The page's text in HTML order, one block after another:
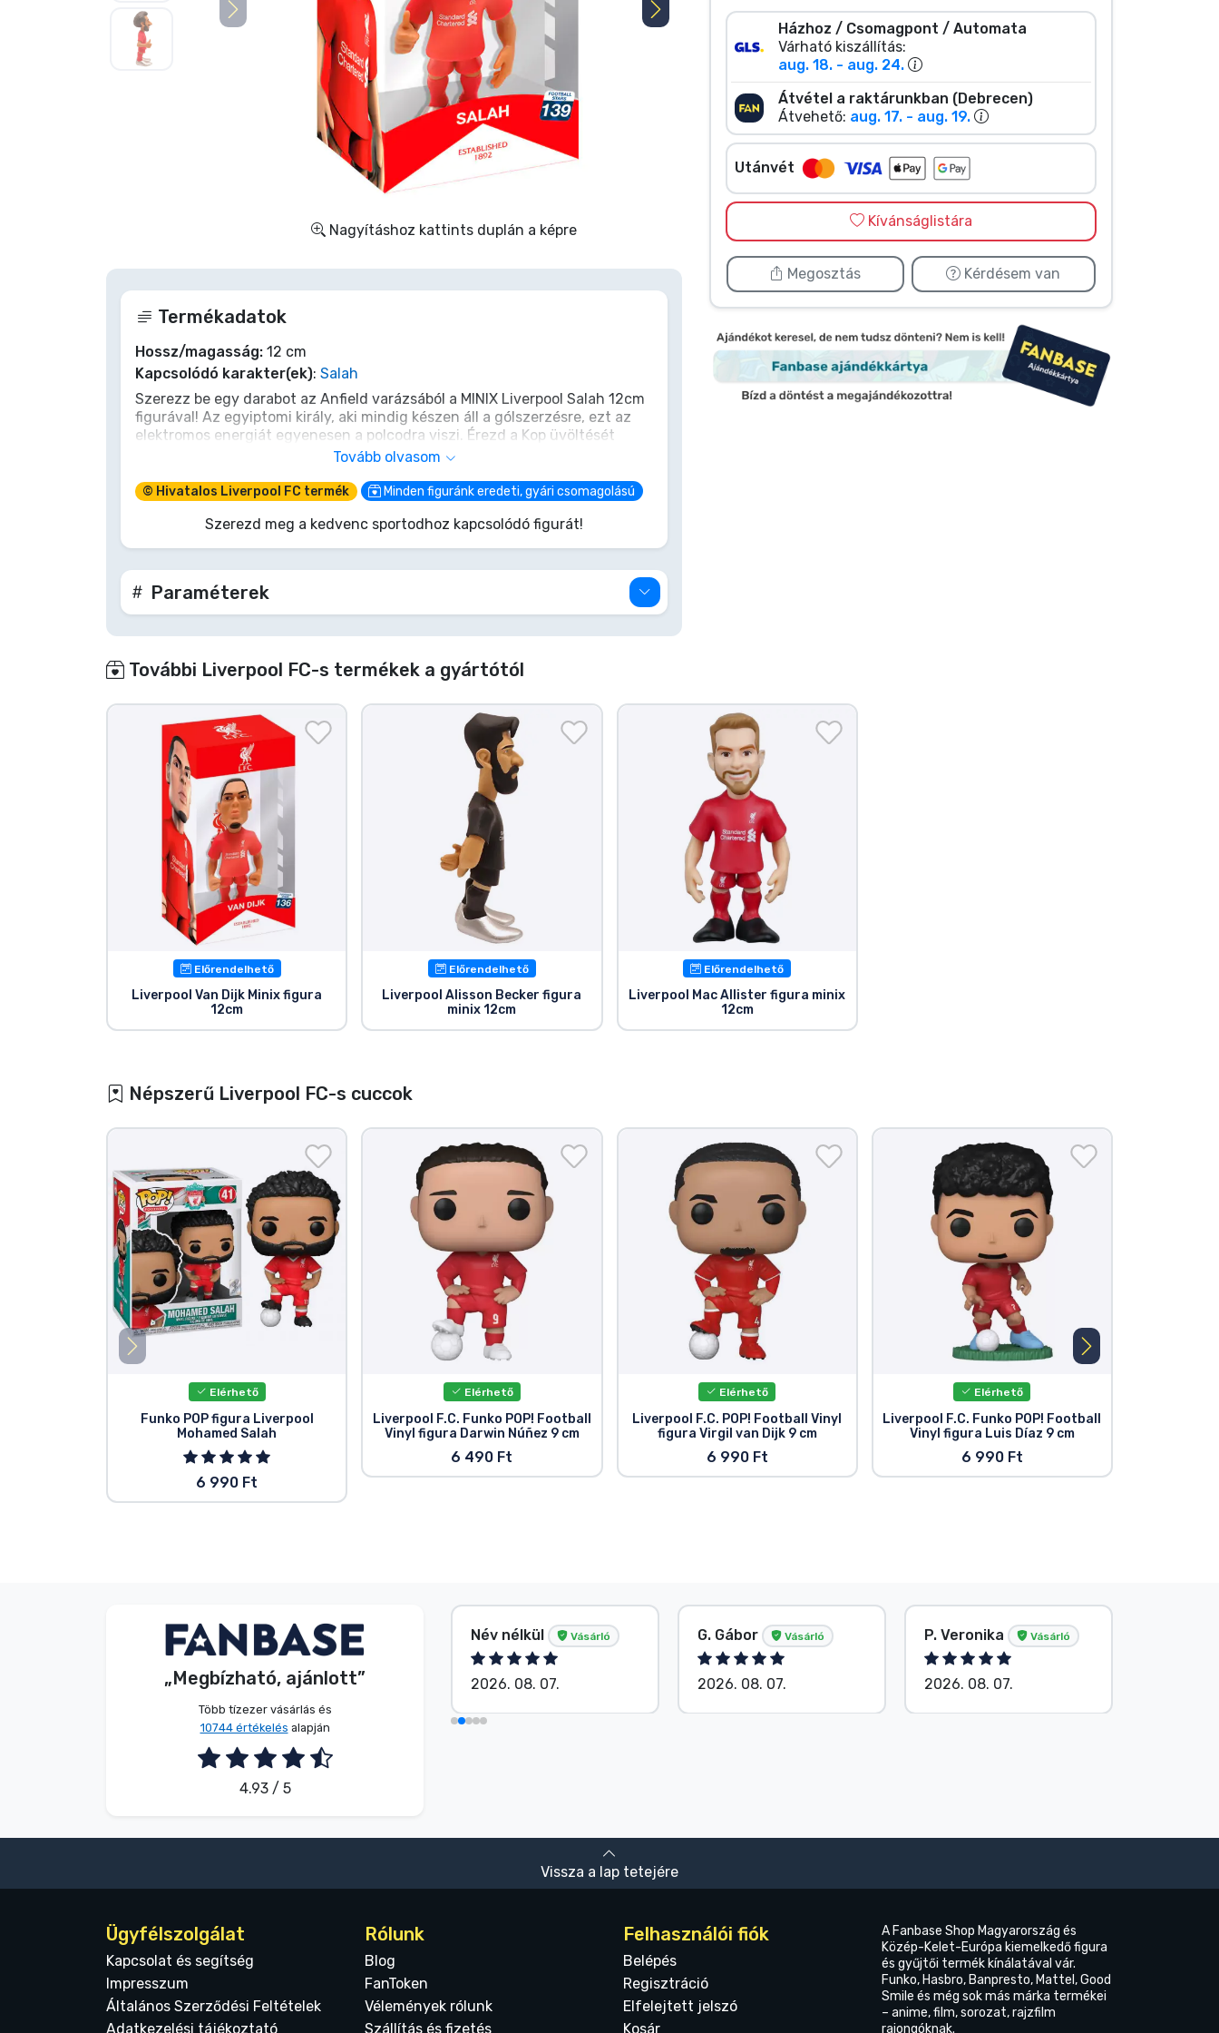
Nagyításhoz kattints duplán a képre
Házhoz / Csomagpont / Automata
Várható kiszállítás:
aug. 18. - aug. 24.
Átvétel a raktárunkban (Debrecen)
Átvehető: aug. 17. - aug. 19.
Utánvét
Kívánságlistára
Megosztás Kérdésem van
Termékadatok
Hossz/magasság: 12 cm
Kapcsolódó karakter(ek): Salah
Szerezz be egy darabot az Anfield varázsából a MINIX Liverpool Salah 12cm
figurával! Az egyiptomi király, aki mindig készen áll a gólszerzésre, ezt az
elektromos energiát egyenesen a polcodra viszi. Érezd a Kop üvöltését
minden alkalommal, amikor meglátod ezt a legendás csatárt. Ne csak nézd
Tovább olvasom
© Hivatalos Liverpool FC termék Minden figuránk eredeti, gyári csomagolású
Szerezd meg a kedvenc sportodhoz kapcsolódó figurát!
Paraméterek
További Liverpool FC-s termékek a gyártótól
Előrendelhető
Liverpool Van Dijk Minix figura
12cm
Előrendelhető
Liverpool Alisson Becker figura
minix 12cm
Előrendelhető
Liverpool Mac Allister figura minix
12cm
Népszerű Liverpool FC-s cuccok
Elérhető
Funko POP figura Liverpool
Mohamed Salah
6 990 Ft
Elérhető
Liverpool F.C. Funko POP! Football
Vinyl figura Darwin Núñez 9 cm
6 490 Ft
Elérhető
Liverpool F.C. POP! Football Vinyl
figura Virgil van Dijk 9 cm
6 990 Ft
Elérhető
Liverpool F.C. Funko POP! Football
Vinyl figura Luis Díaz 9 cm
6 990 Ft
„Megbízható, ajánlott”
Több tízezer vásárlás és
10744 értékelés alapján
4.93 / 5
Név nélkül Vásárló
2026. 08. 07.
Név nélkül Vásárló
2026. 08. 07.
G. Gábor Vásárló
2026. 08. 07.
P. Veronika Vásárló
2026. 08. 07.
Vissza a lap tetejére
Ügyfélszolgálat
Kapcsolat és segítség
Impresszum
Általános Szerződési Feltételek
Adatkezelési tájékoztató
Rólunk
Blog
FanToken
Vélemények rólunk
Szállítás és fizetés
Felhasználói fiók
Belépés
Regisztráció
Elfelejtett jelszó
Kosár
A Fanbase Shop Magyarország és
Közép-Kelet-Európa kiemelkedő figura
és gyűjtői termék kínálatával vár.
Funko, Hasbro, Banpresto, Mattel, Good
Smile és még sok más márka termékei
– anime, film, sorozat, rajzfilm
rajongóknak.
Szállítás és fizetés
Sorozatos cuccok
Gamer cuccok
Sportos cuccok
Zenés cuccok
Terméktípusok